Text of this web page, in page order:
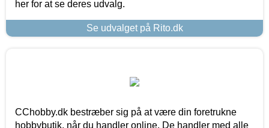
her for at se deres udvalg.
Se udvalget på Rito.dk
CChobby.dk bestræber sig på at være din foretrukne
hobbybutik, når du handler online. De handler med alle